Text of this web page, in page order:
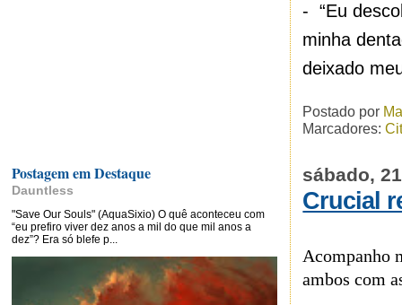
-
“Eu
minha
deixado
Postado por
Marcadores:
sábado,
Crucial
Acompanho
ambos com
Postagem em Destaque
Dauntless
"Save Our Souls" (AquaSixio) O quê aconteceu com
“eu prefiro viver dez anos a mil do que mil anos a
dez”? Era só blefe p...